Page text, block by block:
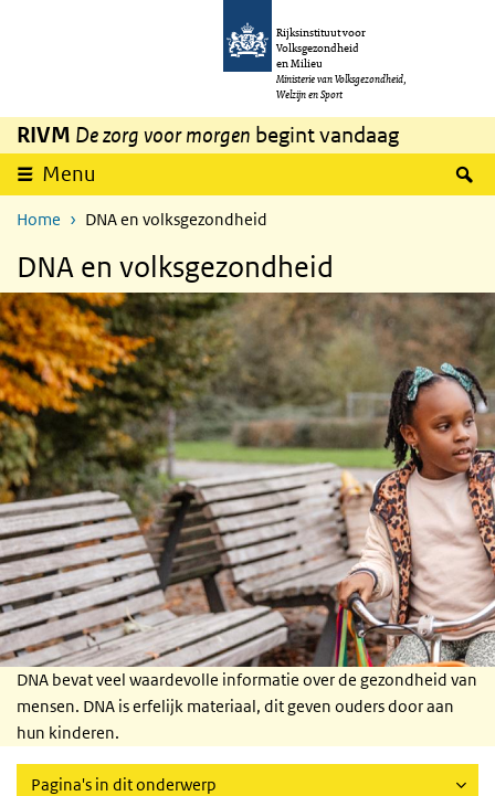
Overslaan en naar de inhoud gaan
Rijksinstituut voor
Volksgezondheid
en Milieu
Ministerie van Volksgezondheid,
Welzijn en Sport
RIVM De zorg voor morgen begint vandaag
Menu
Home DNA en volksgezondheid
DNA en volksgezondheid
DNA bevat veel waardevolle informatie over de gezondheid van
mensen. DNA is erfelijk materiaal, dit geven ouders door aan
hun kinderen.
Pagina's in dit onderwerp